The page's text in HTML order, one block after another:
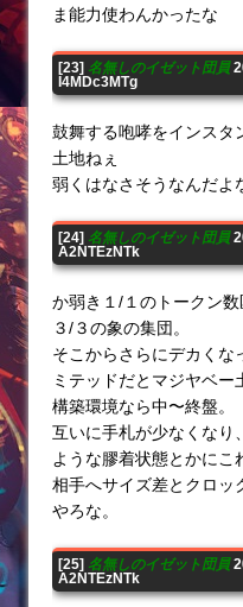
ま能力使わんかったな
[23] 名無しのイゼット団員
I4MDc3MTg
鼓舞する咆哮をインスタ
土地ねぇ
弱くはなさそうなんだよ
[24] 名無しのイゼット団員
A2NTEzNTk
か弱き１/１のトークン
３/３の象の集団。
そこからさらにデカくな
ミテッドだとマジヤベー
構築環境なら中〜終盤。
互いに手札が少なくなり
ような膠着状態とかにこ
相手へサイズ差とクロッ
やろな。
[25] 名無しのイゼット団員
A2NTEzNTk